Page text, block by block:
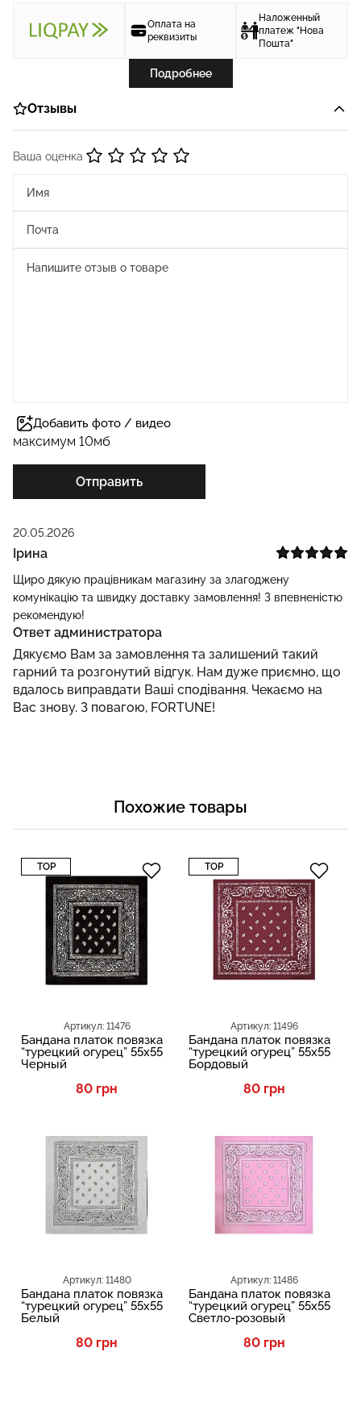
Оплата на
реквизиты
Наложенный
платеж "Нова
Пошта"
Подробнее
Отзывы
Ваша оценка
Добавить фото / видео
максимум 10мб
Отправить
20.05.2026
Ірина
Щиро дякую працівникам магазину за злагоджену
комунікацію та швидку доставку замовлення! З впевненістю
рекомендую!
Ответ администратора
Дякуємо Вам за замовлення та залишений такий
гарний та розгонутий відгук. Нам дуже приємно, що
вдалось виправдати Ваші сподівання. Чекаємо на
Вас знову. З повагою, FORTUNE!
Похожие товары
TOP
Артикул: 11476
Бандана платок повязка
“турецкий огурец” 55х55
Черный
80 грн
Артикул: 11480
Бандана платок повязка
“турецкий огурец” 55х55
Белый
80 грн
TOP
Артикул: 11496
Бандана платок повязка
“турецкий огурец” 55х55
Бордовый
80 грн
Артикул: 11486
Бандана платок повязка
“турецкий огурец” 55х55
Светло-розовый
80 грн